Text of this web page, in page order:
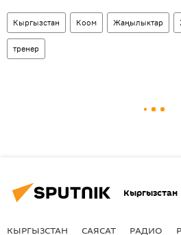
Кыргызстан Коом Жаңылыктар
тренер
Кыргызстан
КЫРГЫЗСТАН САЯСАТ РАДИО